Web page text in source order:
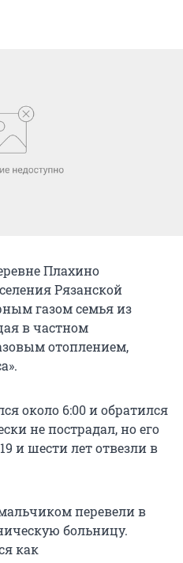
Плахино
Рязанской
газом семья из
в частном
отоплением,
около 6:00 и обратился
не пострадал, но его
и шести лет отвезли в
перевели в
больницу.
как